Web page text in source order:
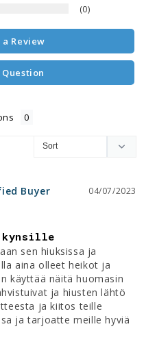
0
Review
Question
04/07/2023
sen hiuksissa ja
aina olleet heikot ja
käyttää näitä huomasin
ja hiusten lähtö
ja kiitos teille
ja tarjoatte meille hyviä